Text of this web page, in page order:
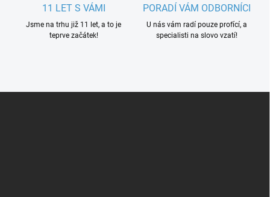
11 LET S VÁMI
Jsme na trhu již 11 let, a to je
teprve začátek!
PORADÍ VÁM ODBORNÍCI
U nás vám radí pouze profící, a
specialisti na slovo vzatí!